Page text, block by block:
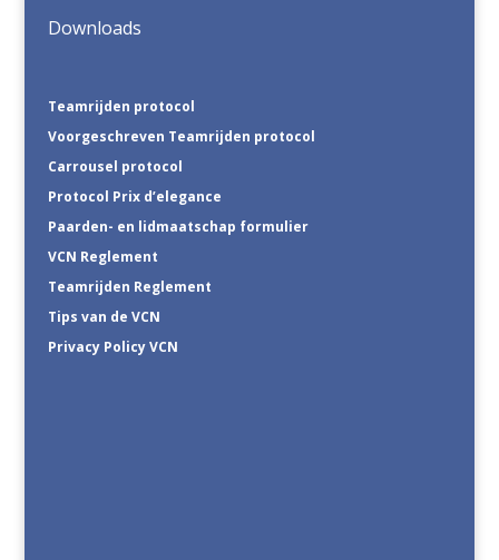
Downloads
Teamrijden protocol
Voorgeschreven Teamrijden protocol
Carrousel protocol
Protocol Prix d’elegance
Paarden- en lidmaatschap formulier
VCN Reglement
Teamrijden Reglement
Tips van de VCN
Privacy Policy VCN